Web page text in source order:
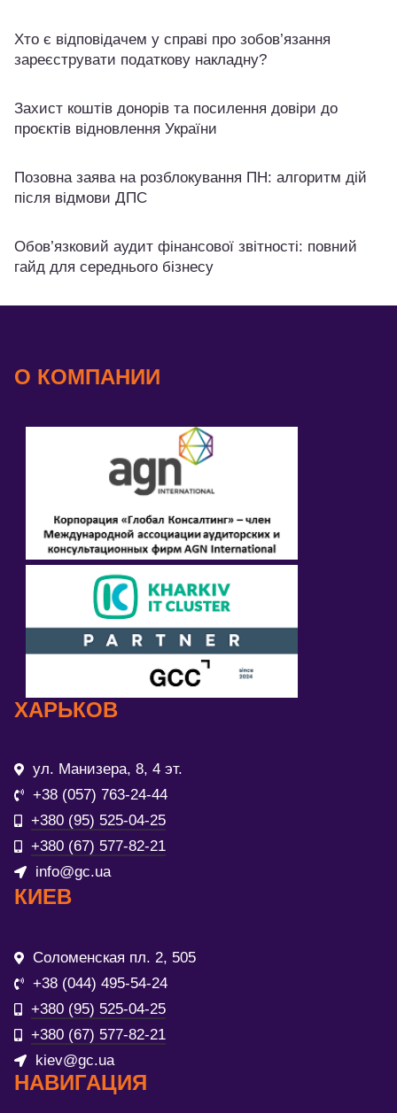
Хто є відповідачем у справі про зобов’язання
зареєструвати податкову накладну?
Захист коштів донорів та посилення довіри до
проєктів відновлення України
Позовна заява на розблокування ПН: алгоритм дій
після відмови ДПС
Обов’язковий аудит фінансової звітності: повний
гайд для середнього бізнесу
О КОМПАНИИ
ХАРЬКОВ
ул. Манизера, 8, 4 эт.
+38 (057) 763-24-44
+380 (95) 525-04-25
+380 (67) 577-82-21
info@gc.ua
КИЕВ
Соломенская пл. 2, 505
+38 (044) 495-54-24
+380 (95) 525-04-25
+380 (67) 577-82-21
kiev@gc.ua
НАВИГАЦИЯ